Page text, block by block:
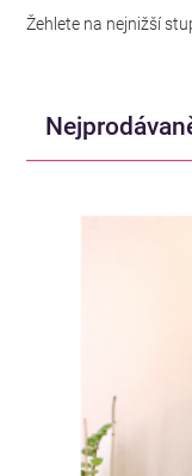
Žehlete na nejnižší